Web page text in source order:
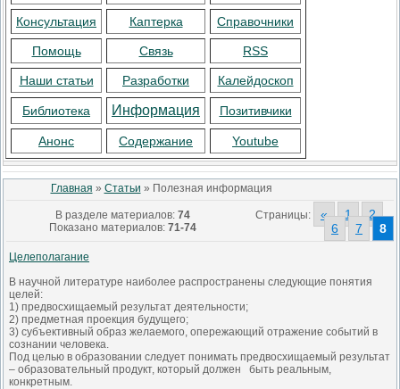
Консультация Каптерка Справочники
Помощь Связь RSS
Наши статьи Разработки Калейдоскоп
Библиотека Информация Позитивчики
Анонс Содержание Youtube
Главная » Статьи » Полезная информация
В разделе материалов: 74
Показано материалов: 71-74
Страницы: « 1 2 ...
6 7 8
Целеполагание
В научной литературе наиболее распространены следующие понятия
целей:
1) предвосхищаемый результат деятельности;
2) предметная проекция будущего;
3) субъективный образ желаемого, опережающий отражение событий в
сознании человека.
Под целью в образовании следует понимать предвосхищаемый результат
– образовательный продукт, который должен быть реальным,
конкретным.